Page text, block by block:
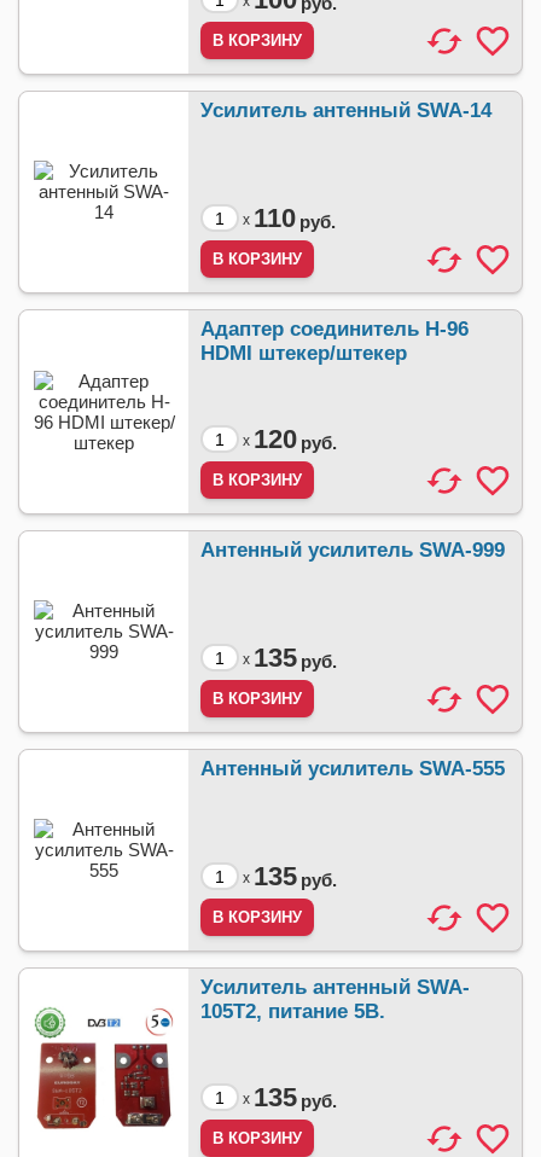
Усилитель антенный SWA-14
x 110 руб.
Адаптер соединитель H-96
HDMI штекер/штекер
x 120 руб.
Антенный усилитель SWA-999
x 135 руб.
Антенный усилитель SWA-555
x 135 руб.
Усилитель антенный SWA-
105T2, питание 5В.
x 135 руб.